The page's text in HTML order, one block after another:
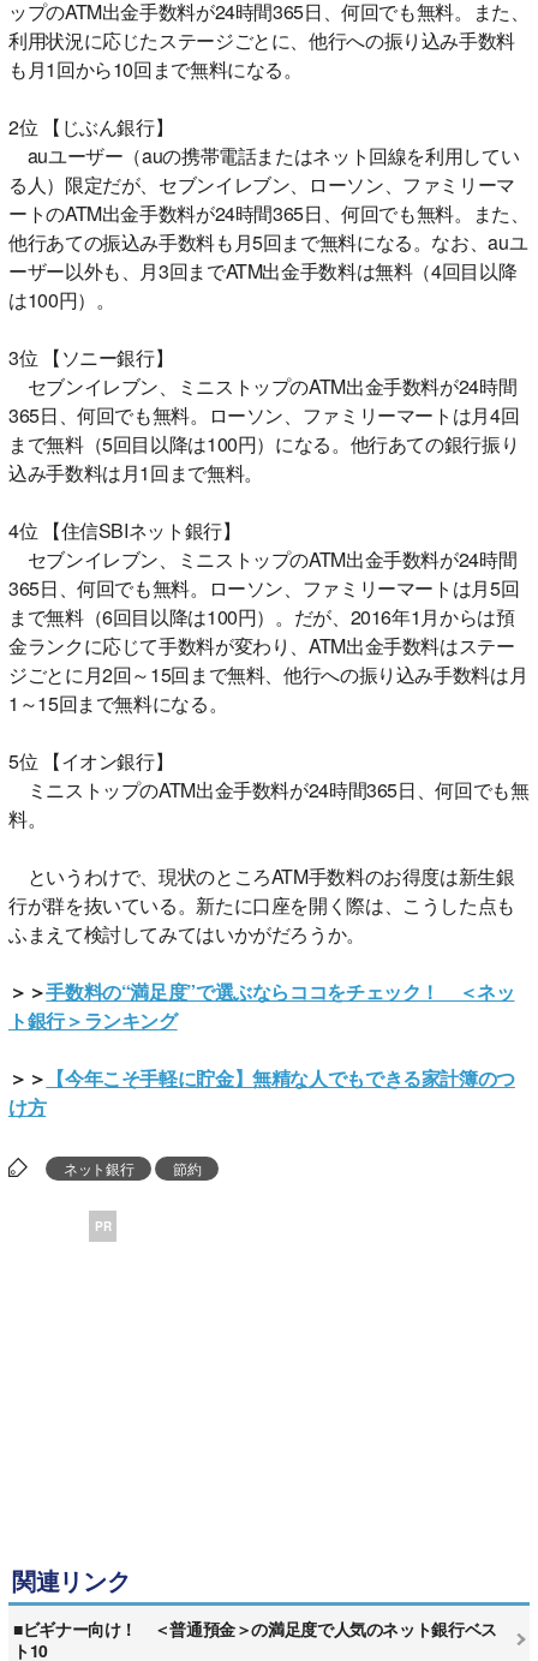
ップのATM出金手数料が24時間365日、何回でも無料。また、
利用状況に応じたステージごとに、他行への振り込み手数料
も月1回から10回まで無料になる。
2位 【じぶん銀行】
auユーザー（auの携帯電話またはネット回線を利用してい
る人）限定だが、セブンイレブン、ローソン、ファミリーマ
ートのATM出金手数料が24時間365日、何回でも無料。また、
他行あての振込み手数料も月5回まで無料になる。なお、auユ
ーザー以外も、月3回までATM出金手数料は無料（4回目以降
は100円）。
3位 【ソニー銀行】
セブンイレブン、ミニストップのATM出金手数料が24時間
365日、何回でも無料。ローソン、ファミリーマートは月4回
まで無料（5回目以降は100円）になる。他行あての銀行振り
込み手数料は月1回まで無料。
4位 【住信SBIネット銀行】
セブンイレブン、ミニストップのATM出金手数料が24時間
365日、何回でも無料。ローソン、ファミリーマートは月5回
まで無料（6回目以降は100円）。だが、2016年1月からは預
金ランクに応じて手数料が変わり、ATM出金手数料はステー
ジごとに月2回～15回まで無料、他行への振り込み手数料は月
1～15回まで無料になる。
5位 【イオン銀行】
ミニストップのATM出金手数料が24時間365日、何回でも無
料。
というわけで、現状のところATM手数料のお得度は新生銀
行が群を抜いている。新たに口座を開く際は、こうした点も
ふまえて検討してみてはいかがだろうか。
＞＞手数料の“満足度”で選ぶならココをチェック！ ＜ネッ
ト銀行＞ランキング
＞＞ 【今年こそ手軽に貯金】無精な人でもできる家計簿のつ
け方
ネット銀行 節約
PR
関連リンク
■ビギナー向け！ ＜普通預金＞の満足度で人気のネット銀行ベス
ト10